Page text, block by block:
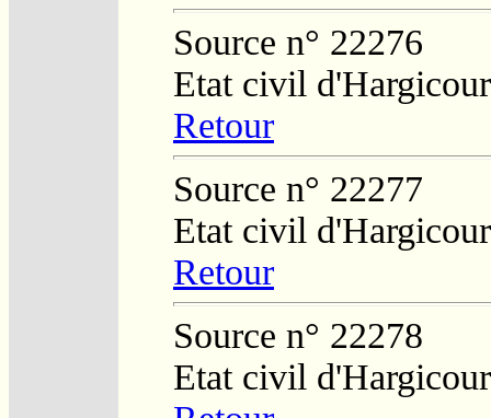
Source n° 22276
Etat civil
Retour
Source n° 22277
Etat civil
Retour
Source n° 22278
Etat civil